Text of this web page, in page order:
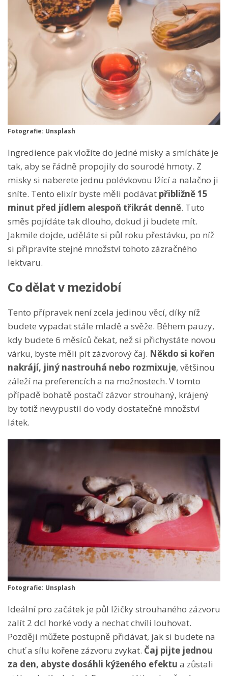
Fotografie: Unsplash
Ingredience pak vložíte do jedné misky a smícháte je
tak, aby se řádně propojily do sourodé hmoty. Z
misky si naberete jednu polévkovou lžící a nalačno ji
sníte. Tento elixír byste měli podávat přibližně 15
minut před jídlem alespoň třikrát denně. Tuto
směs pojídáte tak dlouho, dokud ji budete mít.
Jakmile dojde, uděláte si půl roku přestávku, po níž
si připravíte stejné množství tohoto zázračného
lektvaru.
Co dělat v mezidobí
Tento přípravek není zcela jedinou věcí, díky níž
budete vypadat stále mladě a svěže. Během pauzy,
kdy budete 6 měsíců čekat, než si přichystáte novou
várku, byste měli pít zázvorový čaj. Někdo si kořen
nakrájí, jiný nastrouhá nebo rozmixuje, většinou
záleží na preferencích a na možnostech. V tomto
případě bohatě postačí zázvor strouhaný, krájený
by totiž nevypustil do vody dostatečné množství
látek.
Fotografie: Unsplash
Ideální pro začátek je půl lžičky strouhaného zázvoru
zalít 2 dcl horké vody a nechat chvíli louhovat.
Později můžete postupně přidávat, jak si budete na
chuť a sílu kořene zázvoru zvykat. Čaj pijte jednou
za den, abyste dosáhli kýženého efektu a zůstali